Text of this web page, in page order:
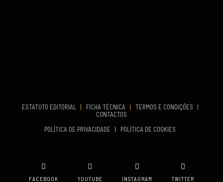
ESTATUTO EDITORIAL | FICHA TÉCNICA | TERMOS E CONDIÇÕES
|
CONTACTOS
POLÍTICA DE PRIVACIDADE
| POLÍTICA DE COOKIES
FACEBOOK YOUTUBE INSTAGRAM TWITTER